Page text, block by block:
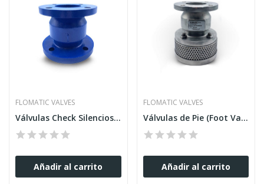
FLOMATIC VALVES
Válvulas Check Silenciosas Tipo Globo Flomatic
Añadir al carrito
FLOMATIC VALVES
Válvulas de Pie (Foot Valves) Flomatic
Añadir al carrito